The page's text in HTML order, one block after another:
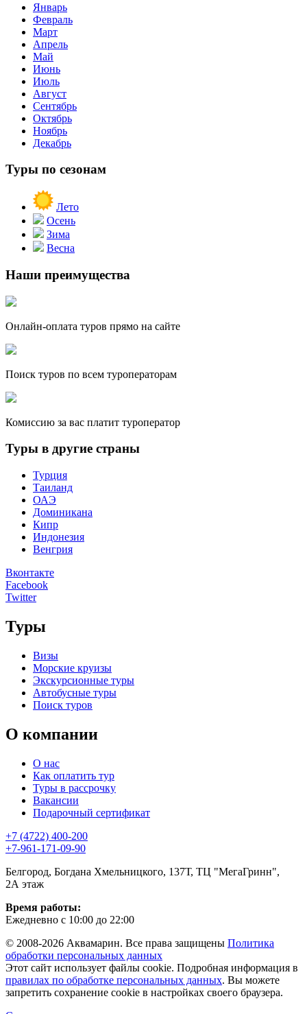
Январь
Февраль
Март
Апрель
Май
Июнь
Июль
Август
Сентябрь
Октябрь
Ноябрь
Декабрь
Туры по сезонам
Лето
Осень
Зима
Весна
Наши преимущества
Онлайн-оплата туров прямо на сайте
Поиск туров по всем туроператорам
Комиссию за вас платит туроператор
Туры в другие страны
Турция
Таиланд
ОАЭ
Доминикана
Кипр
Индонезия
Венгрия
Вконтакте
Facebook
Twitter
Туры
Визы
Морские круизы
Экскурсионные туры
Автобусные туры
Поиск туров
О компании
О нас
Как оплатить тур
Туры в рассрочку
Вакансии
Подарочный сертификат
+7 (4722) 400-200
+7-961-171-09-90
Белгород, Богдана Хмельницкого, 137Т, ТЦ "МегаГринн",
2А этаж
Время работы:
Ежедневно с 10:00 до 22:00
© 2008-2026 Аквамарин. Все права защищены Политика
обработки персональных данных
Этот сайт использует файлы cookie. Подробная информация в
правилах по обработке персональных данных. Вы можете
запретить сохранение cookie в настройках своего браузера.